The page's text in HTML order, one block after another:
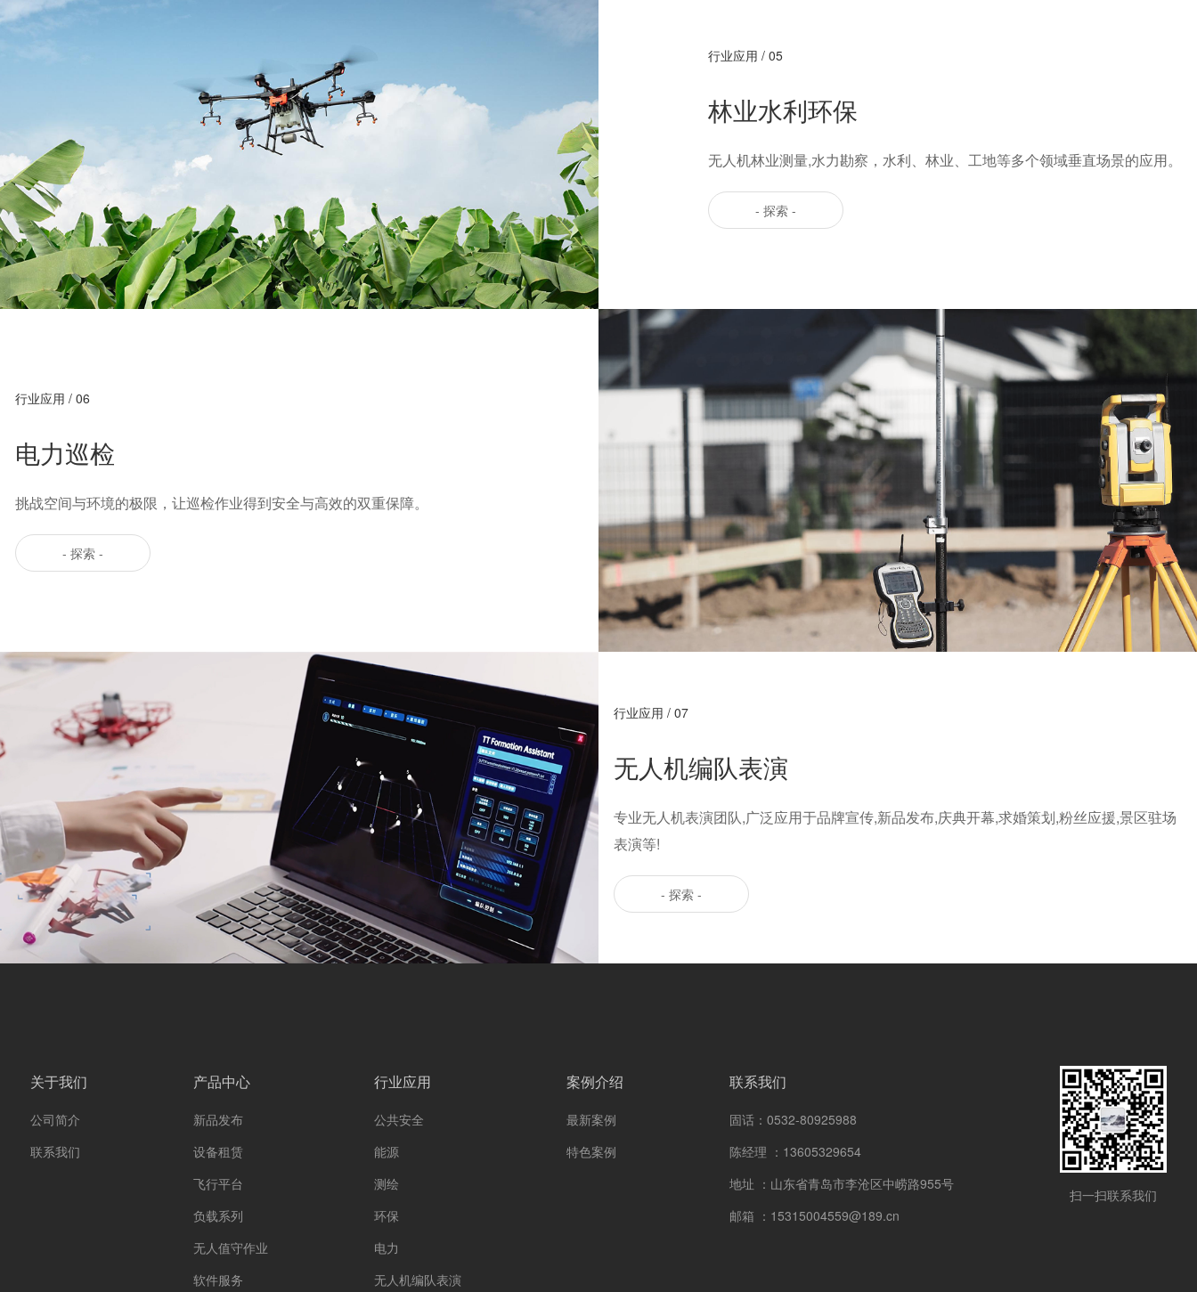
行业应用 / 05
林业水利环保
无人机林业测量,水力勘察，水利、林业、工地等多个领域垂直场景的应用。
- 探索 -
行业应用 / 06
电力巡检
挑战空间与环境的极限，让巡检作业得到安全与高效的双重保障。
- 探索 -
行业应用 / 07
无人机编队表演
专业无人机表演团队,广泛应用于品牌宣传,新品发布,庆典开幕,求婚策划,粉丝应援,景区驻场
表演等!
- 探索 -
关于我们
公司简介
联系我们
产品中心
新品发布
设备租赁
飞行平台
负载系列
无人值守作业
软件服务
行业应用
公共安全
能源
测绘
环保
电力
无人机编队表演
案例介绍
最新案例
特色案例
联系我们
固话：0532-80925988
陈经理 ：13605329654
地址 ：山东省青岛市李沧区中崂路955号
邮箱 ：15315004559@189.cn
扫一扫联系我们